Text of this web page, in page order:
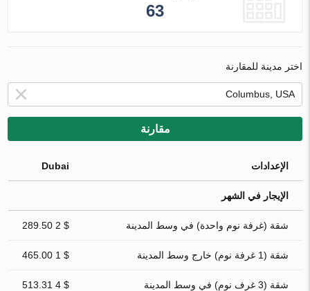
63
اختر مدينة للمقارنة
مقارنة
الإعدادات Dubai
الإيجار في الشهر
شقة (غرفة نوم واحدة) في وسط المدينة $ 2 289.50
شقة (1 غرفة نوم) خارج وسط المدينة $ 1 465.00
شقة (3 غرف نوم) في وسط المدينة $ 4 513.31